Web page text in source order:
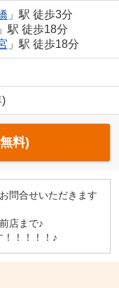
」駅 徒歩3分
駅 徒歩18分
」駅 徒歩18分
料)
問合せいただきます
店まで♪
！！！！♪